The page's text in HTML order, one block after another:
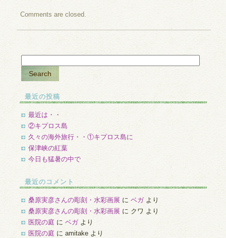
Comments are closed.
最近の投稿
最近は・・
②キプロス島
久々の海外旅行・・①キプロス島に
保津峡の紅葉
今日も猛暑の中で
最近のコメント
桑原実彦さんの彫刻・水彩画展 に ベガより
桑原実彦さんの彫刻・水彩画展 に クワ より
医院の庭 に ベガより
医院の庭 に amitakeより